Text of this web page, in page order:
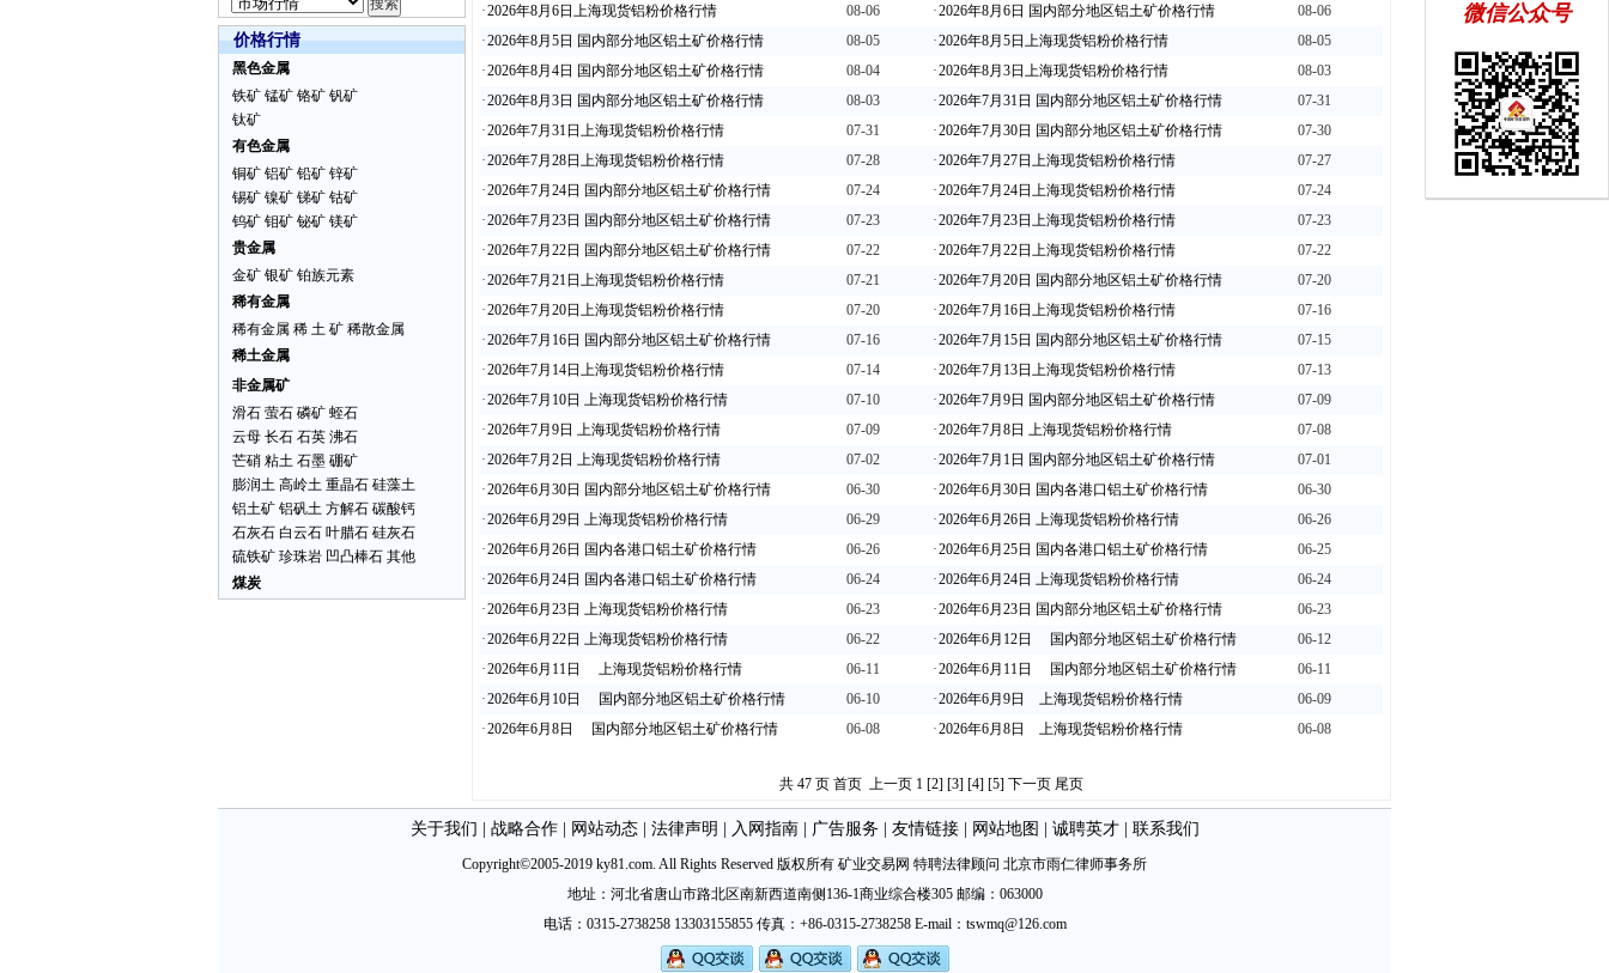
价格行情
黑色金属
铁矿 锰矿 铬矿 钒矿
钛矿
有色金属
铜矿 铝矿 铅矿 锌矿
锡矿 镍矿 锑矿 钴矿
钨矿 钼矿 铋矿 镁矿
贵金属
金矿 银矿 铂族元素
稀有金属
稀有金属 稀 土 矿 稀散金属
稀土金属
非金属矿
滑石 萤石 磷矿 蛭石
云母 长石 石英 沸石
芒硝 粘土 石墨 硼矿
膨润土 高岭土 重晶石 硅藻土
铝土矿 铝矾土 方解石 碳酸钙
石灰石 白云石 叶腊石 硅灰石
硫铁矿 珍珠岩 凹凸棒石 其他
煤炭
·2026年8月6日上海现货铝粉价格行情 08-06 ·2026年8月6日 国内部分地区铝土矿价格行情
08-06
·2026年8月5日 国内部分地区铝土矿价格行情 08-05 ·2026年8月5日上海现货铝粉价格行情
08-05
·2026年8月4日 国内部分地区铝土矿价格行情 08-04 ·2026年8月3日上海现货铝粉价格行情
08-03
·2026年8月3日 国内部分地区铝土矿价格行情 08-03 ·2026年7月31日 国内部分地区铝土矿价格行情
07-31
·2026年7月31日上海现货铝粉价格行情 07-31 ·2026年7月30日 国内部分地区铝土矿价格行情
07-30
·2026年7月28日上海现货铝粉价格行情 07-28 ·2026年7月27日上海现货铝粉价格行情
07-27
·2026年7月24日 国内部分地区铝土矿价格行情 07-24 ·2026年7月24日上海现货铝粉价格行情
07-24
·2026年7月23日 国内部分地区铝土矿价格行情 07-23 ·2026年7月23日上海现货铝粉价格行情
07-23
·2026年7月22日 国内部分地区铝土矿价格行情 07-22 ·2026年7月22日上海现货铝粉价格行情
07-22
·2026年7月21日上海现货铝粉价格行情 07-21 ·2026年7月20日 国内部分地区铝土矿价格行情
07-20
·2026年7月20日上海现货铝粉价格行情 07-20 ·2026年7月16日上海现货铝粉价格行情
07-16
·2026年7月16日 国内部分地区铝土矿价格行情 07-16 ·2026年7月15日 国内部分地区铝土矿价格行情
07-15
·2026年7月14日上海现货铝粉价格行情 07-14 ·2026年7月13日上海现货铝粉价格行情
07-13
·2026年7月10日 上海现货铝粉价格行情 07-10 ·2026年7月9日 国内部分地区铝土矿价格行情
07-09
·2026年7月9日 上海现货铝粉价格行情 07-09 ·2026年7月8日 上海现货铝粉价格行情
07-08
·2026年7月2日 上海现货铝粉价格行情 07-02 ·2026年7月1日 国内部分地区铝土矿价格行情
07-01
·2026年6月30日 国内部分地区铝土矿价格行情 06-30 ·2026年6月30日 国内各港口铝土矿价格行情
06-30
·2026年6月29日 上海现货铝粉价格行情 06-29 ·2026年6月26日 上海现货铝粉价格行情
06-26
·2026年6月26日 国内各港口铝土矿价格行情 06-26 ·2026年6月25日 国内各港口铝土矿价格行情
06-25
·2026年6月24日 国内各港口铝土矿价格行情 06-24 ·2026年6月24日 上海现货铝粉价格行情
06-24
·2026年6月23日 上海现货铝粉价格行情 06-23 ·2026年6月23日 国内部分地区铝土矿价格行情
06-23
·2026年6月22日 上海现货铝粉价格行情 06-22 ·2026年6月12日 国内部分地区铝土矿价格行情
06-12
·2026年6月11日 上海现货铝粉价格行情 06-11 ·2026年6月11日 国内部分地区铝土矿价格行情
06-11
·2026年6月10日 国内部分地区铝土矿价格行情 06-10 ·2026年6月9日 上海现货铝粉价格行情
06-09
·2026年6月8日 国内部分地区铝土矿价格行情 06-08 ·2026年6月8日 上海现货铝粉价格行情 06-08
共 47 页 首页 上一页 1 [2] [3] [4] [5] 下一页 尾页
关于我们 战略合作| 网站动态| 法律声明 入网指南| 广告服务 友情链接| 网站地图 诚聘英才| 联系我们
Copyright©2005-2019 ky81.com. All Rights Reserved 版权所有 矿业交易网 特聘法律顾问 北京市雨仁律师事务所
地址：河北省唐山市路北区南新西道南侧136-1商业综合楼305 邮编：063000
电话：0315-2738258 13303155855 传真：+86-0315-2738258 E-mail：tswmq@126.com
微信公众号